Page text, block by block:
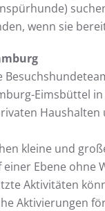
wenn sie
Eimsbüttel
kleine und
einer Ebene
Aktivitäten
Aktivierungen